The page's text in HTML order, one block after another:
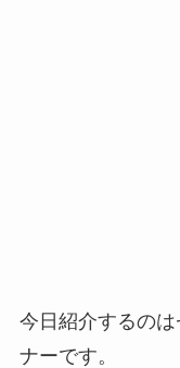
今日紹介するの
ナーです。